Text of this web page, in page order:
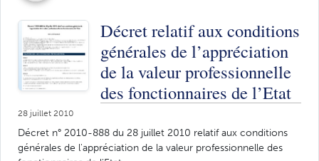
Décret relatif aux conditions
générales de l’appréciation
de la valeur professionnelle
des fonctionnaires de l’Etat
28 juillet 2010
Décret n° 2010-888 du 28 juillet 2010 relatif aux conditions
générales de l'appréciation de la valeur professionnelle des